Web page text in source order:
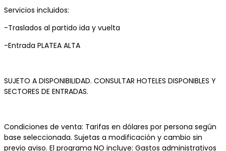
Servicios incluidos:
-Traslados al partido ida y vuelta
-Entrada PLATEA ALTA
SUJETO A DISPONIBILIDAD. CONSULTAR HOTELES DISPONIBLES Y
SECTORES DE ENTRADAS.
Condiciones de venta: Tarifas en dólares por persona según
base seleccionada. Sujetas a modificación y cambio sin
previo aviso. El programa NO incluye: Gastos administrativos